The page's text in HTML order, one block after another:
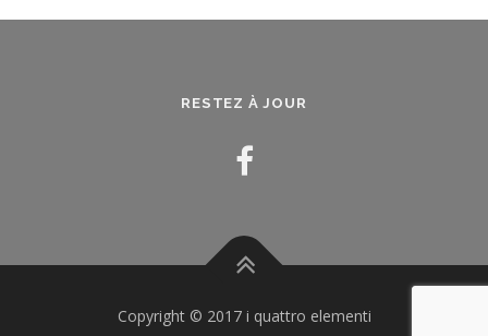
RESTEZ À JOUR
Copyright © 2017 i quattro elementi